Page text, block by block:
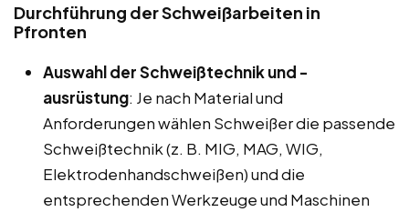
Durchführung der Schweißarbeiten in
Pfronten
Auswahl der Schweißtechnik und -
ausrüstung: Je nach Material und
Anforderungen wählen Schweißer die passende
Schweißtechnik (z. B. MIG, MAG, WIG,
Elektrodenhandschweißen) und die
entsprechenden Werkzeuge und Maschinen